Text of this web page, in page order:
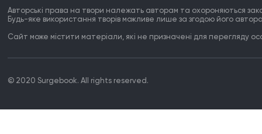
Авторські права на твори належать авторам та охороняються
Будь-яке використання творів можливе лише за згодою його
Сайт може містити матеріали, які не призначені для перегляду
© 2020 Surgebook. All rights reserved.